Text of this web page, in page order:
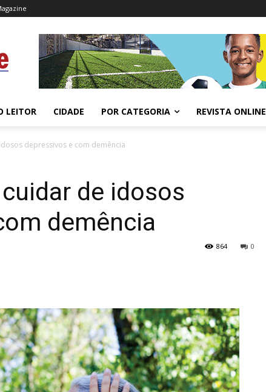
LEITOR CIDADE POR CATEGORIA REVISTA ONLINE
depressivos e com demência
de idosos
demência
0
864